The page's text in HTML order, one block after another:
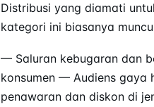
Distribusi yang diamati
kategori ini biasanya
— Saluran kebugaran dan
konsumen — Audiens gaya
penawaran dan diskon di